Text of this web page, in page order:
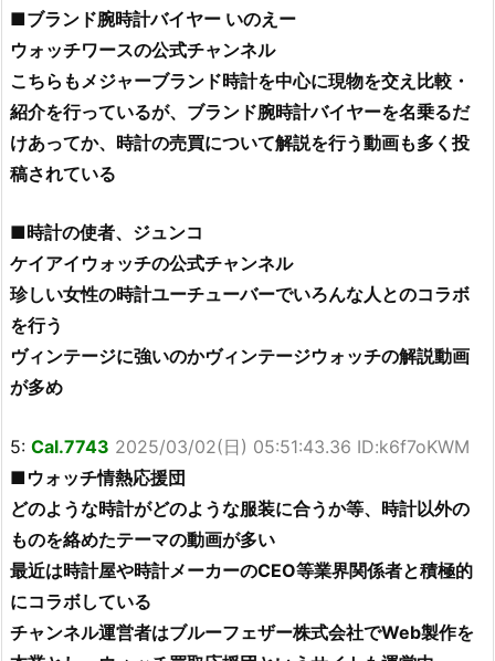
■ブランド腕時計バイヤー いのえー
ウォッチワースの公式チャンネル
こちらもメジャーブランド時計を中心に現物を交え比較・
紹介を行っているが、ブランド腕時計バイヤーを名乗るだ
けあってか、時計の売買について解説を行う動画も多く投
稿されている
■時計の使者、ジュンコ
ケイアイウォッチの公式チャンネル
珍しい女性の時計ユーチューバーでいろんな人とのコラボ
を行う
ヴィンテージに強いのかヴィンテージウォッチの解説動画
が多め
5: Cal.7743 2025/03/02(日) 05:51:43.36 ID:k6f7oKWM
■ウォッチ情熱応援団
どのような時計がどのような服装に合うか等、時計以外の
ものを絡めたテーマの動画が多い
最近は時計屋や時計メーカーのCEO等業界関係者と積極的
にコラボしている
チャンネル運営者はブルーフェザー株式会社でWeb製作を